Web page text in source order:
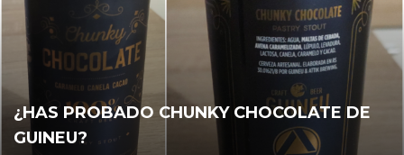
¿HAS PROBADO CHUNKY CHOCOLATE DE
GUINEU?